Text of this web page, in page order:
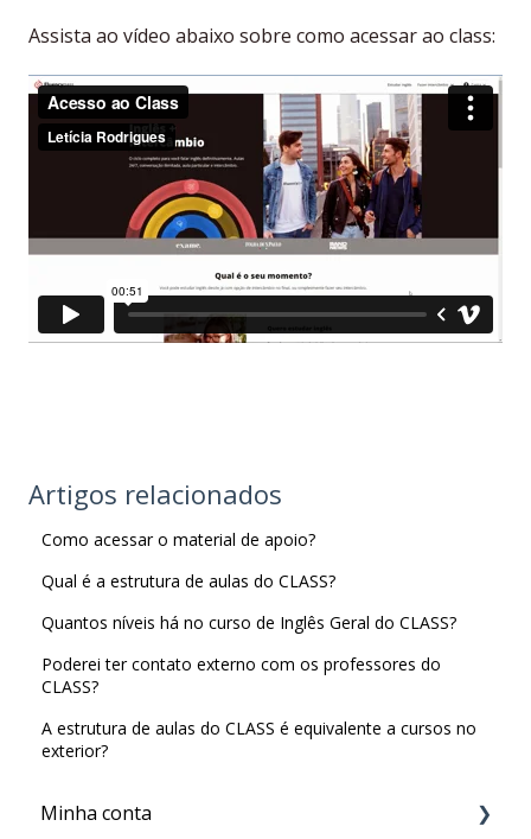
Assista ao vídeo abaixo sobre como acessar ao class:
Artigos relacionados
Como acessar o material de apoio?
Qual é a estrutura de aulas do CLASS?
Quantos níveis há no curso de Inglês Geral do CLASS?
Poderei ter contato externo com os professores do
CLASS?
A estrutura de aulas do CLASS é equivalente a cursos no
exterior?
Minha conta